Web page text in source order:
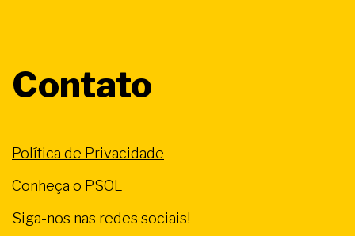
Contato
Política de Privacidade
Conheça o PSOL
Siga-nos nas redes sociais!